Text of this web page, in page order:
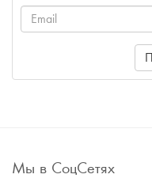
Мы в СоцСетях